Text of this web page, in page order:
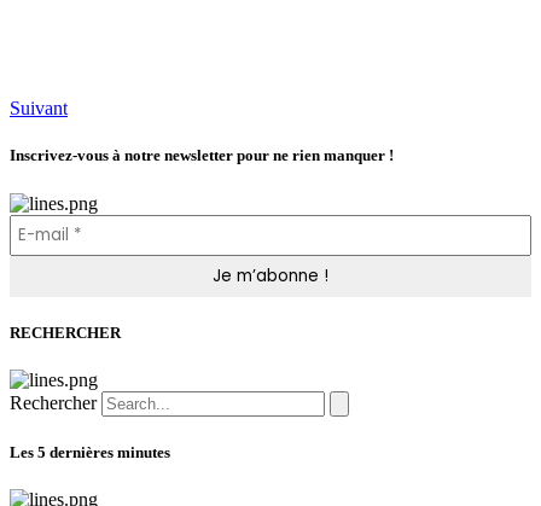
Suivant
Inscrivez-vous à notre newsletter pour ne rien manquer !
RECHERCHER
Rechercher
Les 5 dernières minutes